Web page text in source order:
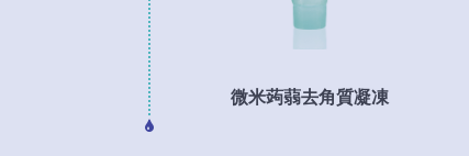
微米蒟蒻去角質凝凍